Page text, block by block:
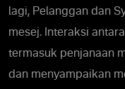
lagi, Pelanggan dan
mesej. Interaksi
termasuk penjanaan
dan menyampaikan